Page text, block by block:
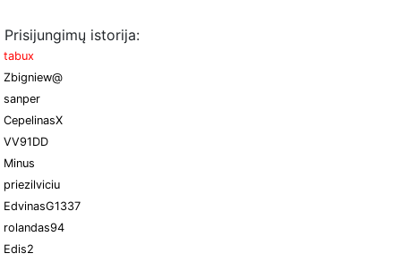
Prisijungimų istorija:
tabux
Zbigniew@
sanper
CepelinasX
VV91DD
Minus
priezilviciu
EdvinasG1337
rolandas94
Edis2